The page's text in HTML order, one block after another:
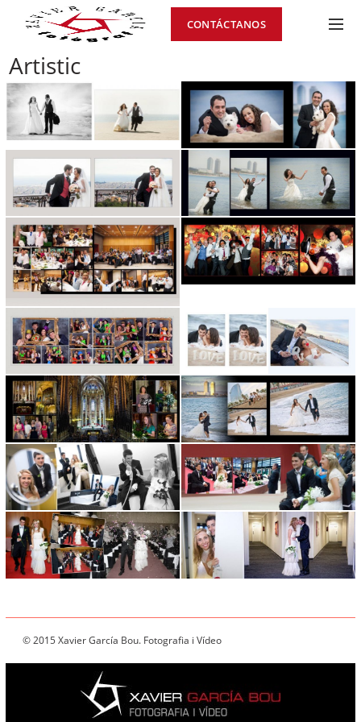
CONTÁCTANOS
Artistic
© 2015 Xavier García Bou. Fotografia i Vídeo